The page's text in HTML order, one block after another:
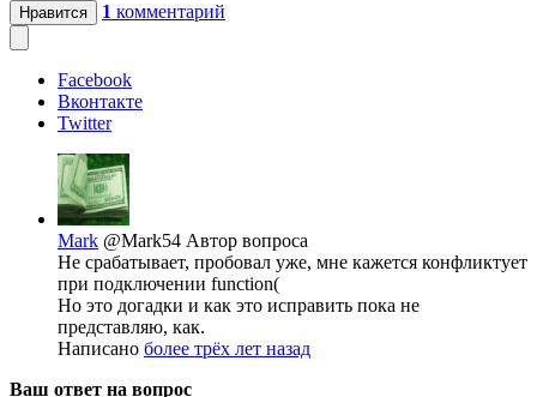
Нравится 1 комментарий
Facebook
Вконтакте
Twitter
Mark @Mark54 Автор вопроса
Не срабатывает, пробовал уже, мне кажется конфликтует
при подключении function(
Но это догадки и как это исправить пока не
представляю, как.
Написано более трёх лет назад
Ваш ответ на вопрос